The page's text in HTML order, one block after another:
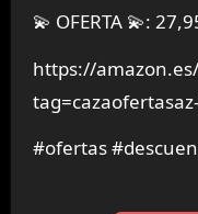
💫 OFERTA 💫:
https://amazon.es/
#ofertas